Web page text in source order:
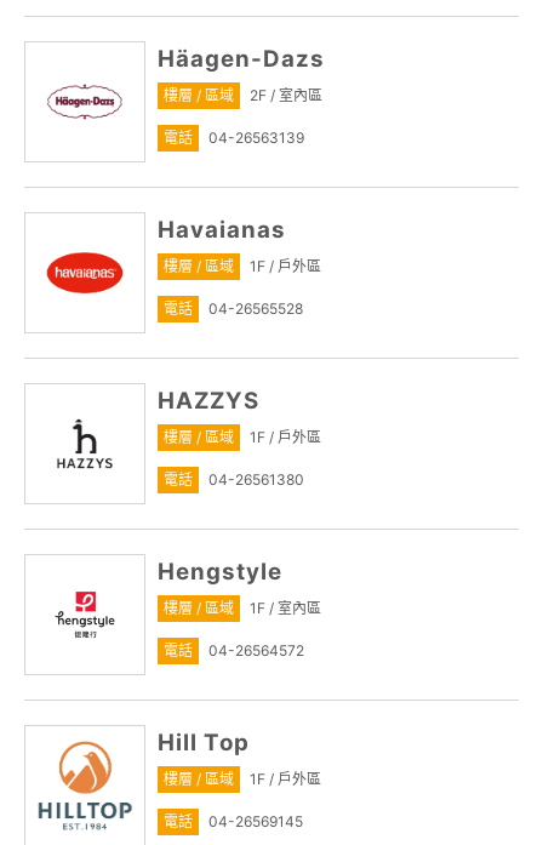
Häagen-Dazs
樓層 / 區域 2F / 室內區
電話 04-26563139
Havaianas
樓層 / 區域 1F / 戶外區
電話 04-26565528
HAZZYS
樓層 / 區域 1F / 戶外區
電話 04-26561380
Hengstyle
樓層 / 區域 1F / 室內區
電話 04-26564572
Hill Top
樓層 / 區域 1F / 戶外區
電話 04-26569145